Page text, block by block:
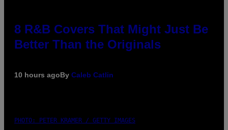
8 R&B Covers That Might Just Be
Better Than the Originals
10 hours agoBy Caleb Catlin
PHOTO: PETER KRAMER / GETTY IMAGES